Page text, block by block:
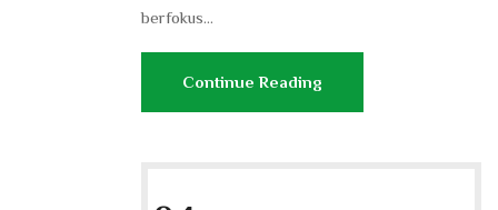
berfokus...
Continue Reading